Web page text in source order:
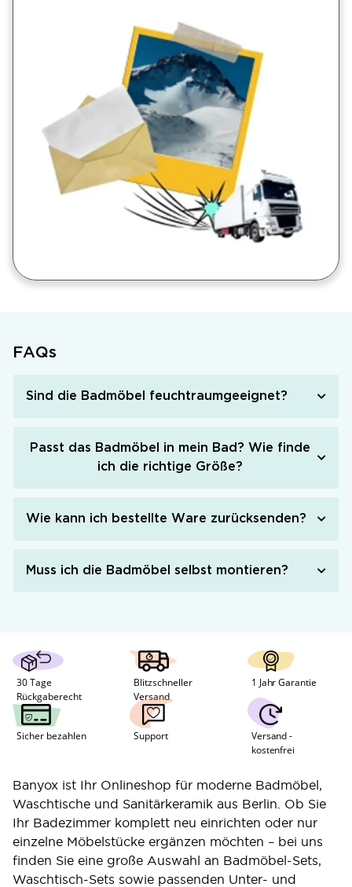
FAQs
Sind die Badmöbel feuchtraumgeeignet?
Passt das Badmöbel in mein Bad? Wie finde
ich die richtige Größe?
Wie kann ich bestellte Ware zurücksenden?
Muss ich die Badmöbel selbst montieren?
30 Tage
Rückgaberecht
Blitzschneller
Versand
1 Jahr Garantie
Sicher bezahlen Support
Versand -
kostenfrei
Banyox ist Ihr Onlineshop für moderne Badmöbel,
Waschtische und Sanitärkeramik aus Berlin. Ob Sie
Ihr Badezimmer komplett neu einrichten oder nur
einzelne Möbelstücke ergänzen möchten – bei uns
finden Sie eine große Auswahl an Badmöbel-Sets,
Waschtisch-Sets sowie passenden Unter- und